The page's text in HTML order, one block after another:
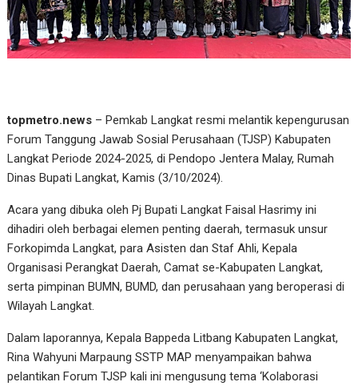
topmetro.news – Pemkab Langkat resmi melantik kepengurusan
Forum Tanggung Jawab Sosial Perusahaan (TJSP) Kabupaten
Langkat Periode 2024-2025, di Pendopo Jentera Malay, Rumah
Dinas Bupati Langkat, Kamis (3/10/2024).
Acara yang dibuka oleh Pj Bupati Langkat Faisal Hasrimy ini
dihadiri oleh berbagai elemen penting daerah, termasuk unsur
Forkopimda Langkat, para Asisten dan Staf Ahli, Kepala
Organisasi Perangkat Daerah, Camat se-Kabupaten Langkat,
serta pimpinan BUMN, BUMD, dan perusahaan yang beroperasi di
Wilayah Langkat.
Dalam laporannya, Kepala Bappeda Litbang Kabupaten Langkat,
Rina Wahyuni Marpaung SSTP MAP menyampaikan bahwa
pelantikan Forum TJSP kali ini mengusung tema ‘Kolaborasi